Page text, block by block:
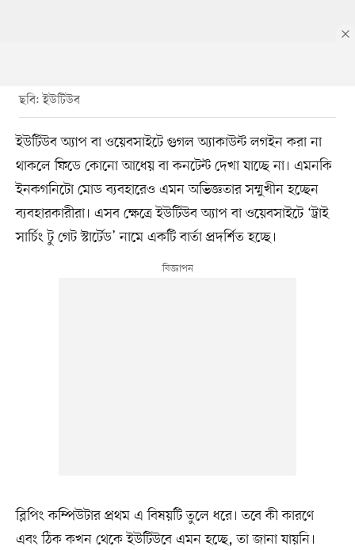
ছবি: ইউটিউব
ইউটিউব অ্যাপ বা ওয়েবসাইটে গুগল অ্যাকাউন্ট লগইন করা না
থাকলে ফিডে কোনো আধেয় বা কনটেন্ট দেখা যাচ্ছে না। এমনকি
ইনকগনিটো মোড ব্যবহারেও এমন অভিজ্ঞতার সম্মুখীন হচ্ছেন
ব্যবহারকারীরা। এসব ক্ষেত্রে ইউটিউব অ্যাপ বা ওয়েবসাইটে ‘ট্রাই
সার্চিং টু গেট স্টার্টেড’ নামে একটি বার্তা প্রদর্শিত হচ্ছে।
ব্লিপিং কম্পিউটার প্রথম এ বিষয়টি তুলে ধরে। তবে কী কারণে
এবং ঠিক কখন থেকে ইউটিউবে এমন হচ্ছে, তা জানা যায়নি।